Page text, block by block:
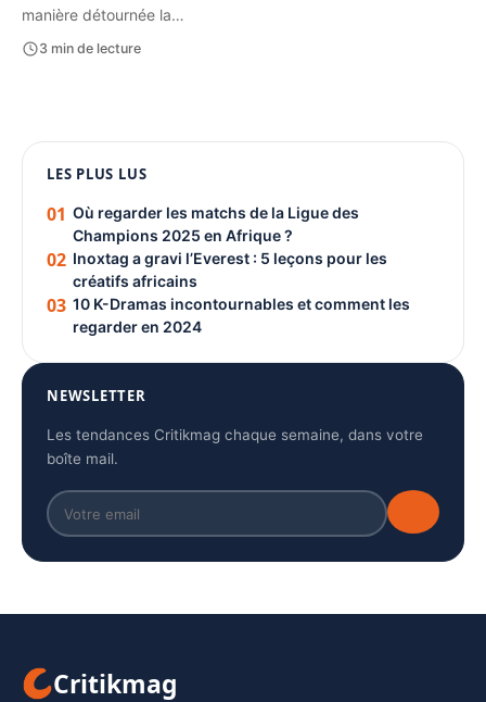
manière détournée la…
3 min de lecture
PUBLICITÉ
LES PLUS LUS
01 Où regarder les matchs de la Ligue des
Champions 2025 en Afrique ?
02 Inoxtag a gravi l’Everest : 5 leçons pour les
créatifs africains
03 10 K-Dramas incontournables et comment les
regarder en 2024
NEWSLETTER
Les tendances Critikmag chaque semaine, dans votre
boîte mail.
Critikmag